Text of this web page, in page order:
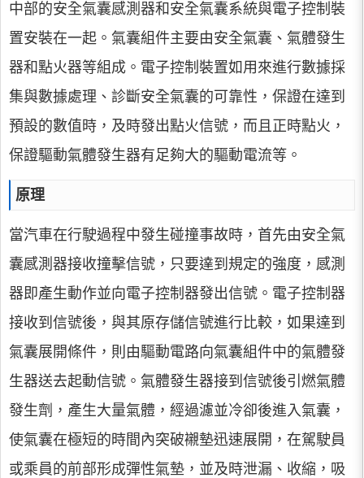
中部的安全氣囊感測器和安全氣囊系統與電子控制裝
置安裝在一起。氣囊組件主要由安全氣囊、氣體發生
器和點火器等組成。電子控制裝置如用來進行數據採
集與數據處理、診斷安全氣囊的可靠性，保證在達到
預設的數值時，及時發出點火信號，而且正時點火，
保證驅動氣體發生器有足夠大的驅動電流等。
原理
當汽車在行駛過程中發生碰撞事故時，首先由安全氣
囊感測器接收撞擊信號，只要達到規定的強度，感測
器即產生動作並向電子控制器發出信號。電子控制器
接收到信號後，與其原存儲信號進行比較，如果達到
氣囊展開條件，則由驅動電路向氣囊組件中的氣體發
生器送去起動信號。氣體發生器接到信號後引燃氣體
發生劑，產生大量氣體，經過濾並冷卻後進入氣囊，
使氣囊在極短的時間內突破襯墊迅速展開，在駕駛員
或乘員的前部形成彈性氣墊，並及時泄漏、收縮，吸